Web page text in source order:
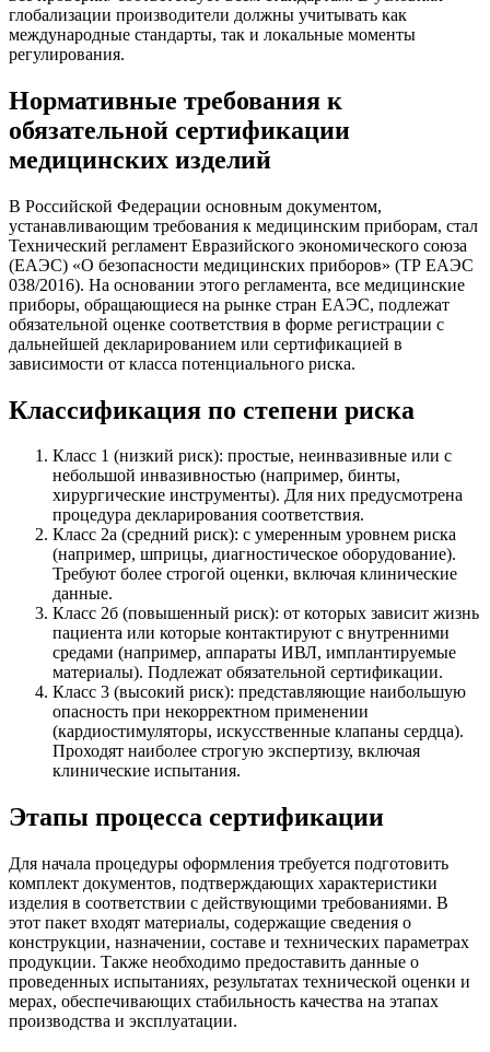
глобализации производители должны учитывать как
международные стандарты, так и локальные моменты
регулирования.
Нормативные требования к
обязательной сертификации
медицинских изделий
В Российской Федерации основным документом,
устанавливающим требования к медицинским приборам, стал
Технический регламент Евразийского экономического союза
(ЕАЭС) «О безопасности медицинских приборов» (ТР ЕАЭС
038/2016). На основании этого регламента, все медицинские
приборы, обращающиеся на рынке стран ЕАЭС, подлежат
обязательной оценке соответствия в форме регистрации с
дальнейшей декларированием или сертификацией в
зависимости от класса потенциального риска.
Классификация по степени риска
Класс 1 (низкий риск): простые, неинвазивные или с
небольшой инвазивностью (например, бинты,
хирургические инструменты). Для них предусмотрена
процедура декларирования соответствия.
Класс 2а (средний риск): с умеренным уровнем риска
(например, шприцы, диагностическое оборудование).
Требуют более строгой оценки, включая клинические
данные.
Класс 2б (повышенный риск): от которых зависит жизнь
пациента или которые контактируют с внутренними
средами (например, аппараты ИВЛ, имплантируемые
материалы). Подлежат обязательной сертификации.
Класс 3 (высокий риск): представляющие наибольшую
опасность при некорректном применении
(кардиостимуляторы, искусственные клапаны сердца).
Проходят наиболее строгую экспертизу, включая
клинические испытания.
Этапы процесса сертификации
Для начала процедуры оформления требуется подготовить
комплект документов, подтверждающих характеристики
изделия в соответствии с действующими требованиями. В
этот пакет входят материалы, содержащие сведения о
конструкции, назначении, составе и технических параметрах
продукции. Также необходимо предоставить данные о
проведенных испытаниях, результатах технической оценки и
мерах, обеспечивающих стабильность качества на этапах
производства и эксплуатации.